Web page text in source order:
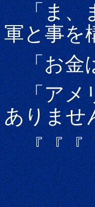
「ま、
軍と事を
「お金
「アメ
ありませ
『『『